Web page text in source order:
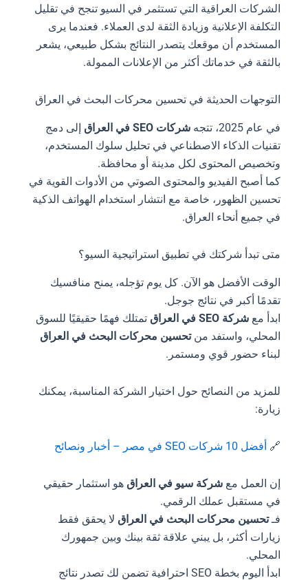
الشركات العراقية التي تستثمر في السيو تنجح في تقليل
التكلفة الإعلانية وزيادة الثقة لدى العملاء. فعندما يرى
المستخدم أن موقعك يتصدر النتائج بشكل طبيعي، يشعر
بالثقة في خدماتك أكثر من الإعلانات الممولة.
التوجهات الحديثة في تحسين محركات البحث في العراق
في عام 2025، تتجه شركات SEO في العراق
إلى دمج
تقنيات الذكاء الاصطناعي في تحليل سلوك المستخدم،
وتخصيص المحتوى لكل مدينة أو محافظة.
كما أصبح الفيديو والمحتوى الصوتي من الأدوات القوية في
تحسين الظهور، خاصة مع انتشار استخدام الهواتف الذكية
في جميع أنحاء العراق.
متى تبدأ شركتك في تطبيق استراتيجية السيو؟
الوقت الأفضل هو الآن. كل يوم تؤجله، يمنح منافسيك
تقدمًا أكبر في نتائج جوجل.
ابدأ معشركة SEO في العراق
تمتلك فهمًا حقيقيًا للسوق
المحلي، واستفد منتحسين محركات البحث في العراق
لبناء حضور قوي ومستمر.
للمزيد من النصائح حول اختيار الشركة المناسبة، يمكنك
زيارة:
🔗أفضل 10 شركات SEO في مصر – أخبار ونصائح
إن العمل معشركة سيو في العراقهو استثمار حقيقي
في مستقبل عملك الرقمي.
فـتحسين محركات البحث في العراقلا يحقق فقط
زيارات أكثر، بل يبني علاقة ثقة بينك وبين جمهورك
المحلي.
ابدأ اليوم بخطة SEO احترافية تضمن لك تصدر نتائج